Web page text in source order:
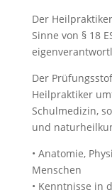
Der
Sinne von § 18
Der
Heilpraktiker
Schulmedizin,
und
• Anatomie,
Menschen
• Kenntnisse in